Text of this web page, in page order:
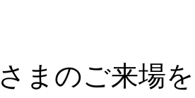
まのご来場